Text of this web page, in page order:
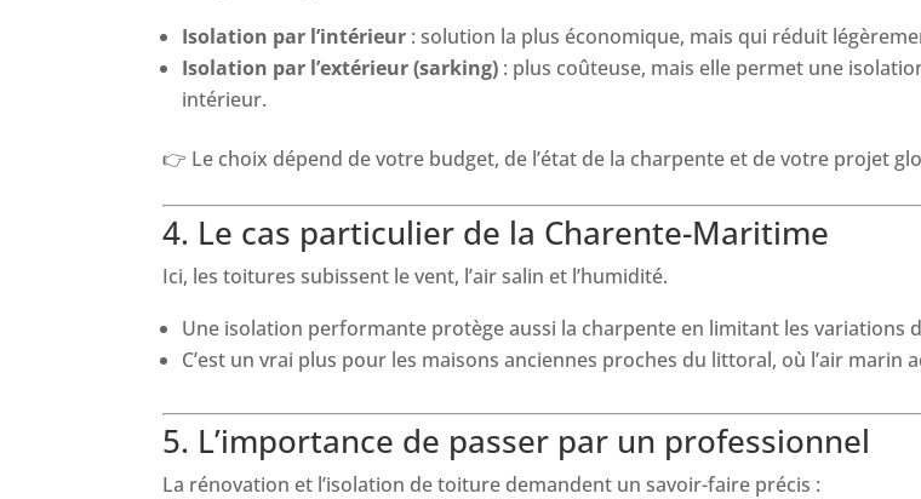
Isolation par l’intérieur : solution la plus économique, mais qui réduit
Isolation par l’extérieur (sarking) : plus coûteuse, mais elle permet une
intérieur.
👉 Le choix dépend de votre budget, de l’état de la charpente et de votre projet
4. Le cas particulier de la Charente-Maritime
Ici, les toitures subissent le vent, l’air salin et l’humidité.
Une isolation performante protège aussi la charpente en limitant les variations
C’est un vrai plus pour les maisons anciennes proches du littoral, où l’air marin
5. L’importance de passer par un professionnel
La rénovation et l’isolation de toiture demandent un savoir-faire précis :